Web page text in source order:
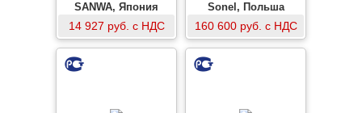
SANWA, Япония
14 927 руб. с НДС
Sonel, Польша
160 600 руб. с НДС